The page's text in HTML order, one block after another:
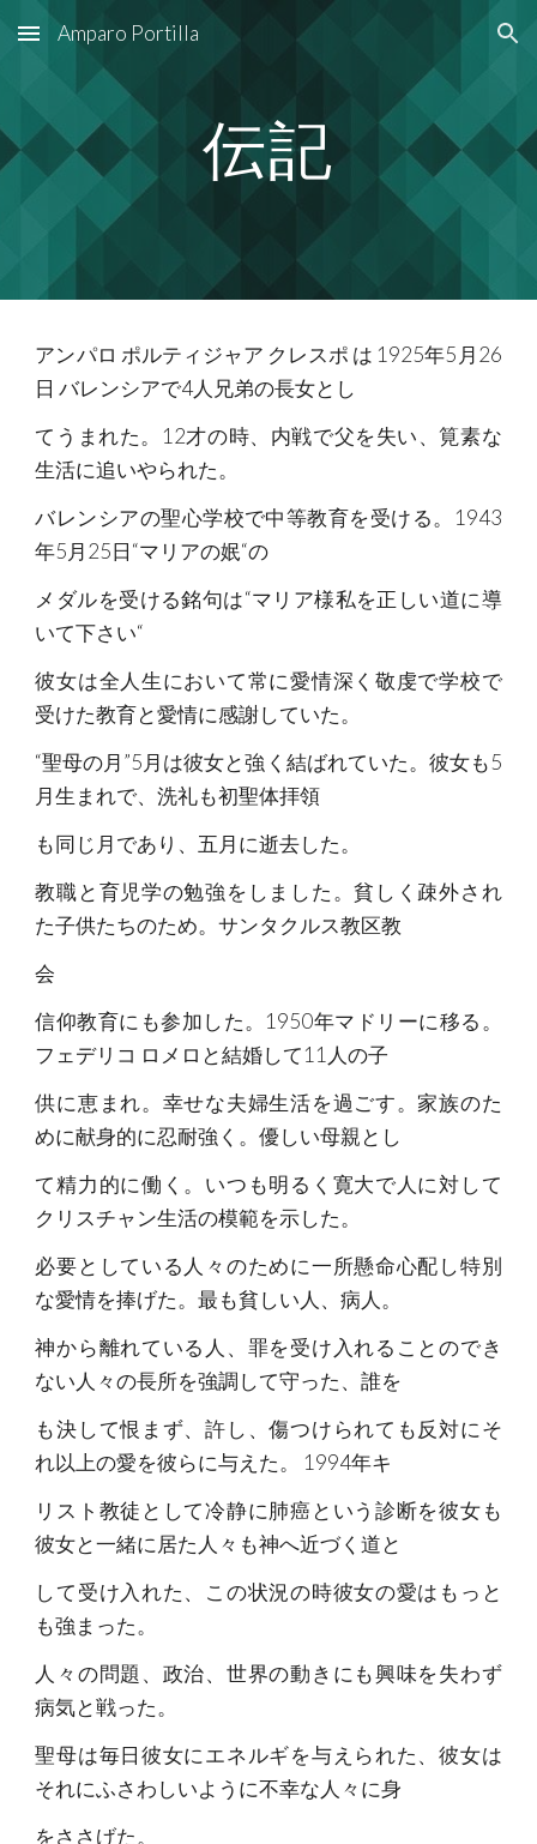
Skip to main content Skip to navigation
Amparo Portilla
伝記
アンパロ ポルティジャア クレスポ は 1925年5月26
日 バレンシアで4人兄弟の長女とし
てうまれた。12才の時、内戦で父を失い、筧素な
生活に追いやられた。
バレンシアの聖心学校で中等教育を受ける。1943
年5月25日“マリアの姄“の
メダルを受ける銘句は“マリア様私を正しい道に導
いて下さい“
彼女は全人生において常に愛情深く敬虔で学校で
受けた教育と愛情に感謝していた。
“聖母の月”5月は彼女と強く結ばれていた。彼女も5
月生まれで、洗礼も初聖体拝領
も同じ月であり、五月に逝去した。
教職と育児学の勉強をしました。貧しく疎外され
た子供たちのため。サンタクルス教区教
会
信仰教育にも参加した。1950年マドリーに移る。
フェデリコ ロメロと結婚して11人の子
供に恵まれ。幸せな夫婦生活を過ごす。家族のた
めに献身的に忍耐強く。優しい母親とし
て精力的に働く。いつも明るく寛大で人に対して
クリスチャン生活の模範を示した。
必要としている人々のために一所懸命心配し特別
な愛情を捧げた。最も貧しい人、病人。
神から離れている人、罪を受け入れることのでき
ない人々の長所を強調して守った、誰を
も決して恨まず、許し、傷つけられても反対にそ
れ以上の愛を彼らに与えた。 1994年キ
リスト教徒として冷静に肺癌という診断を彼女も
彼女と一緒に居た人々も神へ近づく道と
して受け入れた、この状況の時彼女の愛はもっと
も強まった。
人々の問題、政治、世界の動きにも興味を失わず
病気と戦った。
聖母は毎日彼女にエネルギを与えられた、彼女は
それにふさわしいように不幸な人々に身
をささげた。